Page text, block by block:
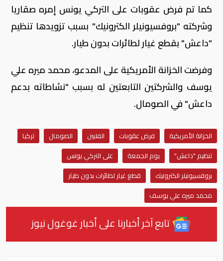
كما تم فرض عقوبات على التركي يونس إمره صقاريا
وشركته "بروفسيونيلر الكترونيك" بسبب تزويدها تنظيم
"داعش" بقطع غيار لطائرات بدون طيار.
وفرضت الخزانة الأمريكية على المدعو، محمد ميره علي
يوسف والشركتين التابعتين له بسبب "نشاطاته بدعم
داعش" في الصومال.
الخزانة الأمريكية فرض عقوبات الفلبين الصومال
تركيا
تنظيم "داعش"
يوم الجمعة
على التركي يونس
بروفسيونيلر الكترونيك
قطع غيار لطائرات بدون طيار
محمد ميره علي يوسف
تابع آخر أخبارنا على أخبار غوغول نيوز